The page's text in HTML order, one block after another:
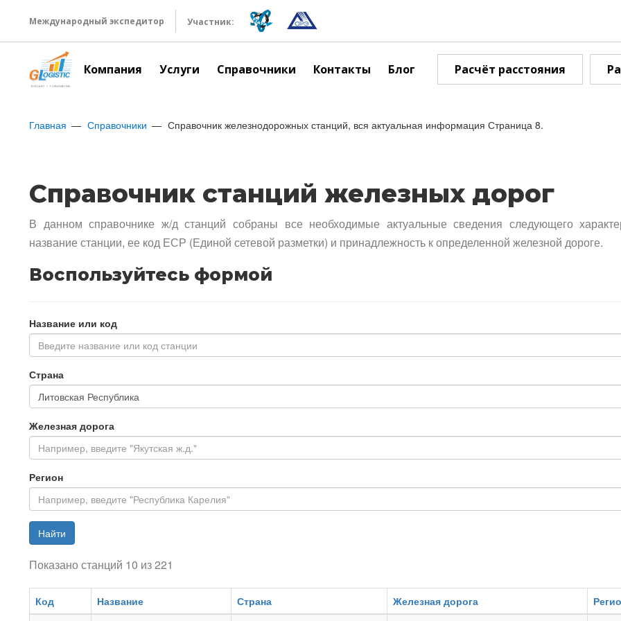
Международный экспедитор Участник:
Компания Услуги Справочники Контакты Блог Расчёт расстояния
Главная Справочники Справочник железнодорожных станций, вся актуальная информация Страница 8.
Справочник станций железных дорог
В данном справочнике ж/д станций собраны все необходимые актуальные сведения следующего
название станции, ее код ЕСР (Единой сетевой разметки) и принадлежность к определенной железной дороге.
Воспользуйтесь формой
Название или код
Введите название или код станции
Страна
Железная дорога
Регион
Найти
Показано станций 10 из 221
Код Название Страна Железная дорога